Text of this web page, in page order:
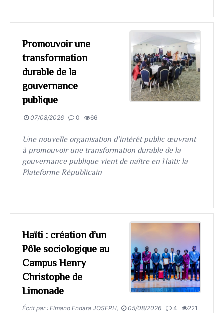
Promouvoir une
transformation
durable de la
gouvernance
publique
07/08/2026 0 66
​​​​​​​Une nouvelle organisation d’intérêt public œuvrant
à promouvoir une transformation durable de la
gouvernance publique vient de naître en Haïti: la
Plateforme Républicain
Haïti : création d’un
Pôle sociologique au
Campus Henry
Christophe de
Limonade
Écrit par : Elmano Endara JOSEPH, 05/08/2026 4 221